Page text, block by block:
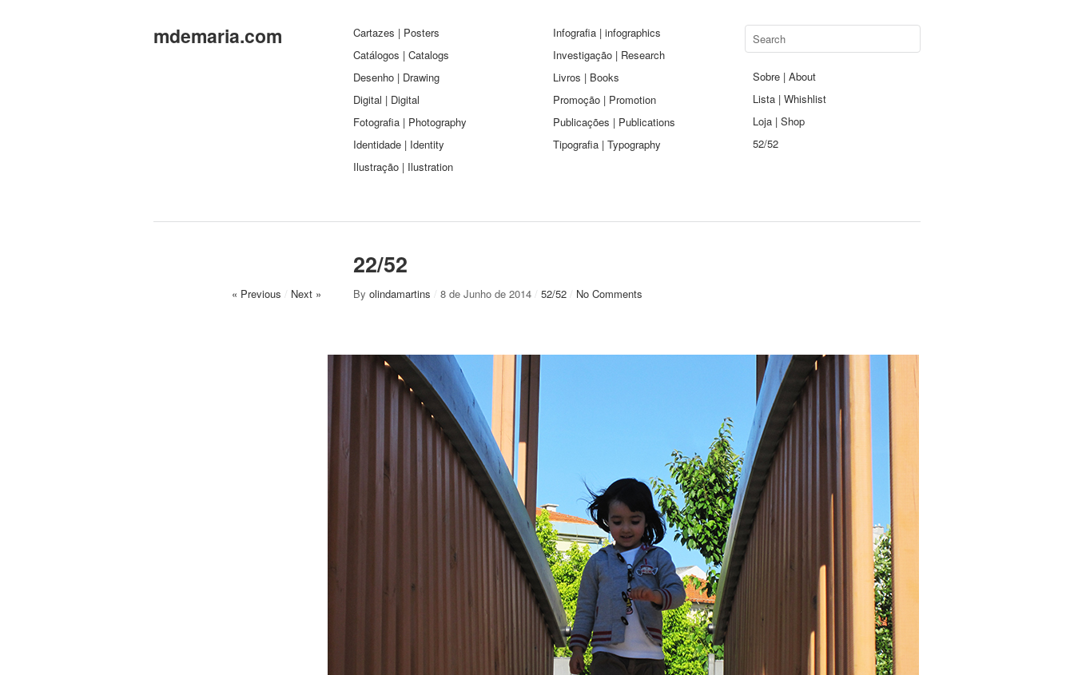
mdemaria.com
Cartazes | Posters
Catálogos | Catalogs
Desenho | Drawing
Digital | Digital
Fotografia | Photography
Identidade | Identity
Ilustração | Ilustration
Infografia | infographics
Investigação | Research
Livros | Books
Promoção | Promotion
Publicações | Publications
Tipografia | Typography
Sobre | About
Lista | Whishlist
Loja | Shop
52/52
22/52
« Previous / Next » By olindamartins / 8 de Junho de 2014 / 52/52 / No Comments